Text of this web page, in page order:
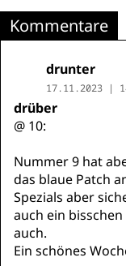
Kommentare
drunter
17.11.2023 |
drüber
@ 10:
Nummer 9 hat
das blaue Patch
Spezials aber
auch ein
auch.
Ein schönes